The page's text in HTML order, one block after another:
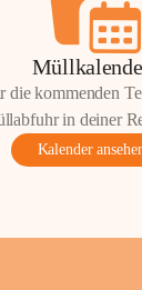
die kommenden
in deiner
Kalender